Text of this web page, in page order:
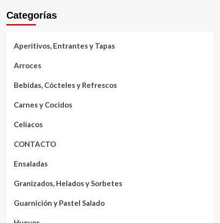
Categorías
Aperitivos, Entrantes y Tapas
Arroces
Bebidas, Cócteles y Refrescos
Carnes y Cocidos
Celíacos
CONTACTO
Ensaladas
Granizados, Helados y Sorbetes
Guarnición y Pastel Salado